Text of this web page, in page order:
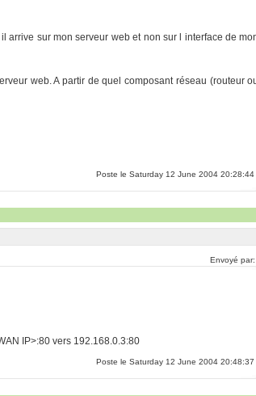
arrive sur mon serveur web et non sur l interface de
web. A partir de quel composant réseau (routeur
Poste le Saturday 12 June 2004 20:28:44
Envoyé
IP>:80 vers 192.168.0.3:80
Poste le Saturday 12 June 2004 20:48:37